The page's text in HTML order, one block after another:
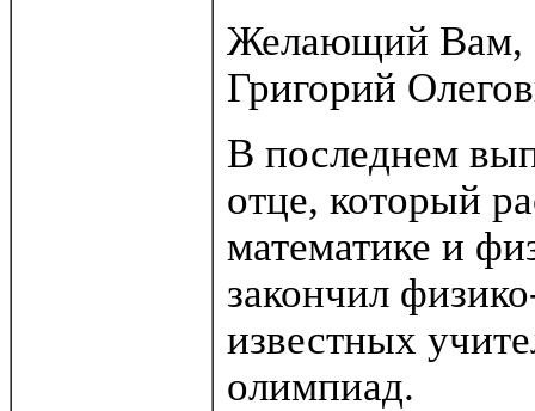
Желающий Вам, -
Григорий
В последнем
отце, который
математике и
закончил
известных
олимпиад.